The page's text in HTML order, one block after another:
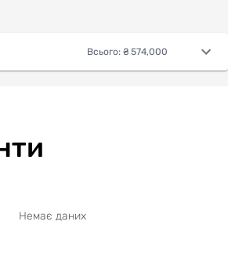
Всього: ₴ 574,000
Немає даних